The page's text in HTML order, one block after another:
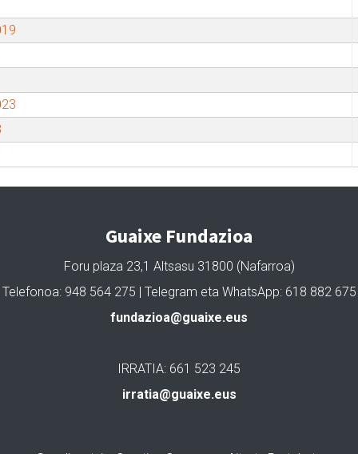
Guaixe Fundazioa
Foru plaza 23,1 Altsasu 31800 (Nafarroa)
Telefonoa: 948 564 275 | Telegram eta WhatsApp: 618 882 675
fundazioa@guaixe.eus
IRRATIA: 661 523 245
irratia@guaixe.eus